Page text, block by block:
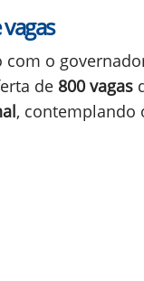
com o
de 800 vagas
, contemplando